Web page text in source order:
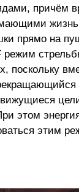
причём
прямо на
режим
поскольку
этом
этим